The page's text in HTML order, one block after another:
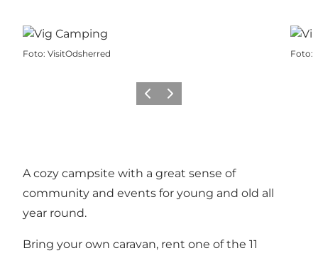
Foto: VisitOdsherred Foto:
Vorige Volgende
A cozy campsite with a great sense of
community and events for young and old all
year round.
Bring your own caravan, rent one of the 11